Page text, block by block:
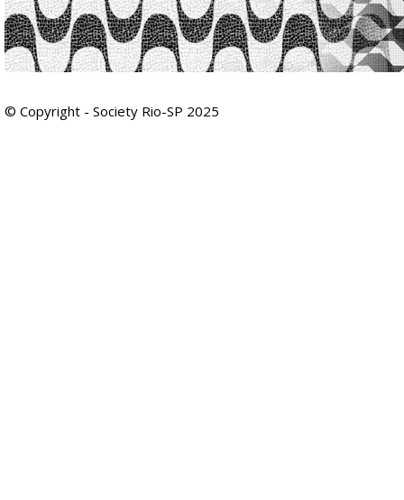
© Copyright - Society Rio-SP 2025